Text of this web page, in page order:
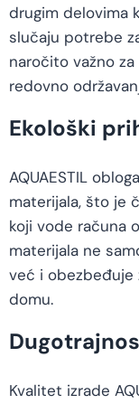
drugim delovima
slučaju potrebe
naročito važno
redovno
Ekološki
AQUAESTIL
materijala, što je
koji vode računa
materijala ne
već i obezbeđuje
domu.
Kvalitet izrade